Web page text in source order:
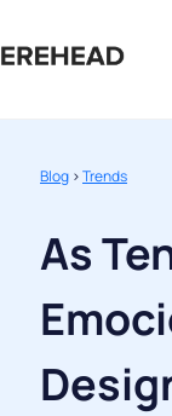
Blog >Trends
As